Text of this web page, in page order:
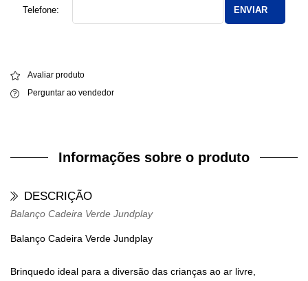
Telefone: ENVIAR
Avaliar produto
Perguntar ao vendedor
Informações sobre o produto
DESCRIÇÃO
Balanço Cadeira Verde Jundplay
Balanço Cadeira Verde Jundplay
Brinquedo ideal para a diversão das crianças ao ar livre,